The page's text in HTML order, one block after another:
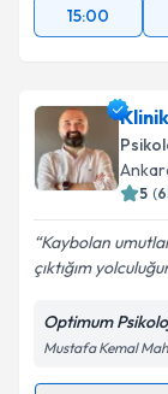
15:00
5 (
Kaybolan
çıktığım
Optimum
Mustafa Kemal